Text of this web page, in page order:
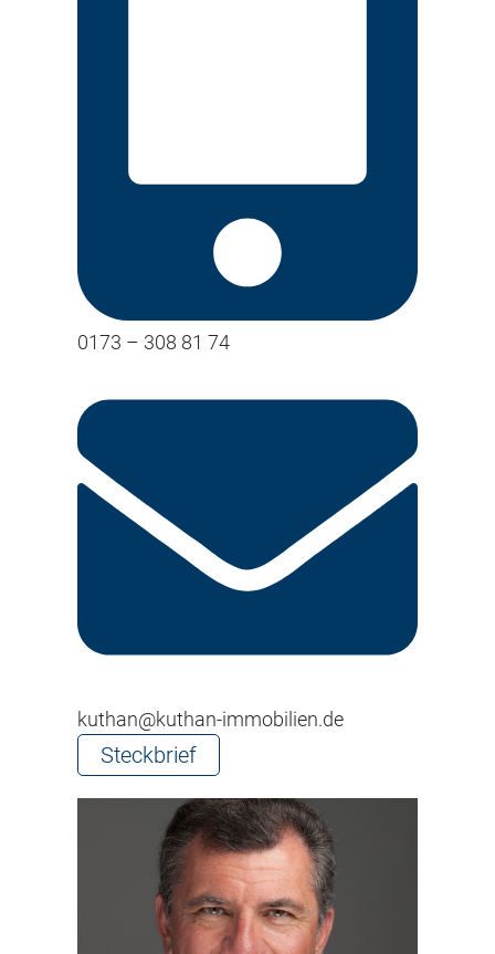
0173 – 308 81 74
kuthan@kuthan-immobilien.de
Steckbrief